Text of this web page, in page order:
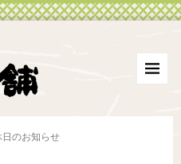
のお知らせ